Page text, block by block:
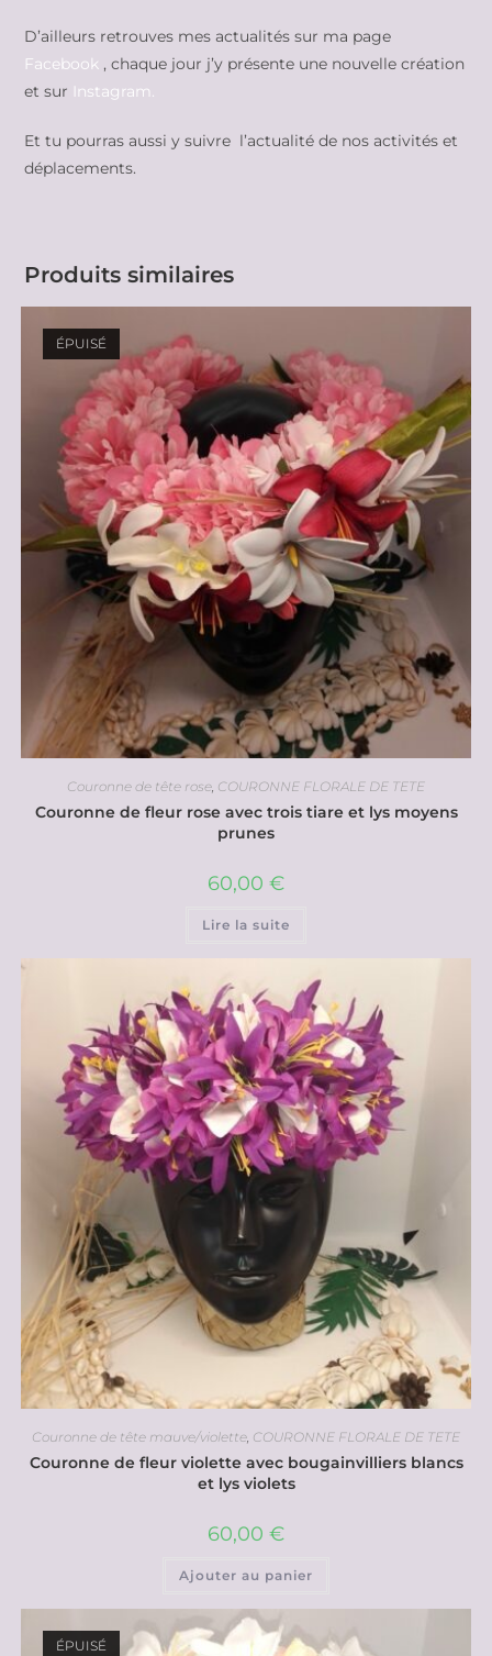
D’ailleurs retrouves mes actualités sur ma page
Facebook , chaque jour j’y présente une nouvelle création
et sur Instagram.
Et tu pourras aussi y suivre l’actualité de nos activités et
déplacements.
Produits similaires
ÉPUISÉ
Couronne de tête rose, COURONNE FLORALE DE TETE
Couronne de fleur rose avec trois tiare et lys moyens
prunes
60,00 €
Lire la suite
Couronne de tête mauve/violette, COURONNE FLORALE DE TETE
Couronne de fleur violette avec bougainvilliers blancs
et lys violets
60,00 €
Ajouter au panier
ÉPUISÉ